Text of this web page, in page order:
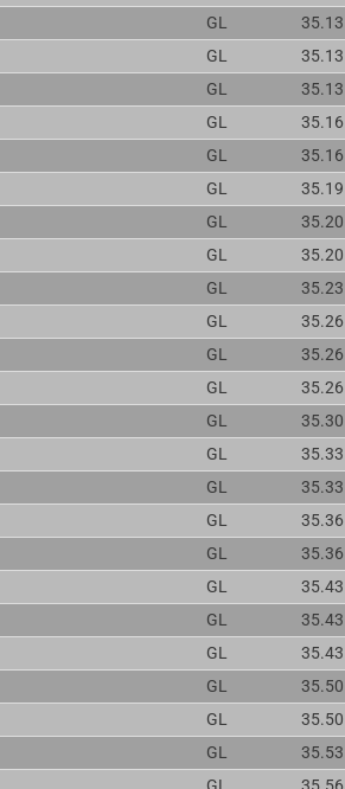
GL 35.13
GL 35.13
GL 35.13
GL 35.16
GL 35.16
GL 35.19
GL 35.20
GL 35.20
GL 35.23
GL 35.26
GL 35.26
GL 35.26
GL 35.30
GL 35.33
GL 35.33
GL 35.36
GL 35.36
GL 35.43
GL 35.43
GL 35.43
GL 35.50
GL 35.50
GL 35.53